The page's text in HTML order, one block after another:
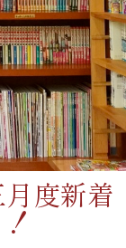
度新着